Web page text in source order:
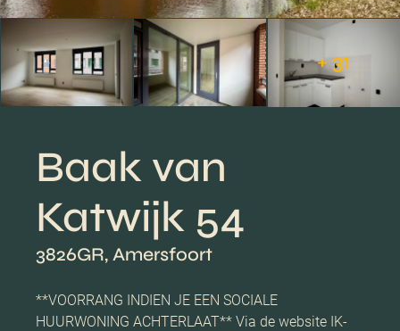
+ 31
Baak van
Katwijk 54
3826GR, Amersfoort
**VOORRANG INDIEN JE EEN SOCIALE
HUURWONING ACHTERLAAT** Via de website IK-